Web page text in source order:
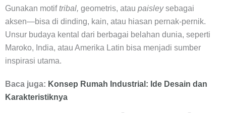
Gunakan motiftribal, geometris, atau paisleysebagai
aksen—bisa di dinding, kain, atau hiasan pernak-pernik.
Unsur budaya kental dari berbagai belahan dunia, seperti
Maroko, India, atau Amerika Latin bisa menjadi sumber
inspirasi utama.
Baca juga: Konsep Rumah Industrial: Ide Desain dan
Karakteristiknya